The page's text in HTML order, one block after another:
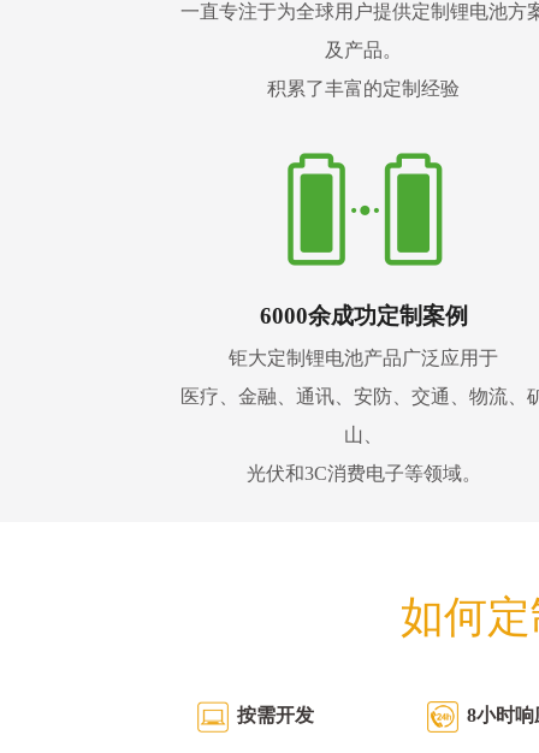
一直专注于为全球用户提供定制锂电池方
及产品。
积累了丰富的定制经验
6000余成功定制案例
钜大定制锂电池产品广泛应用于
医疗、金融、通讯、安防、交通、物流、
山、
光伏和3C消费电子等领域。
如何
按需开发 8小时响